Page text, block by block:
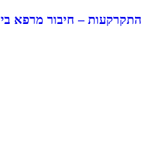
התקרקעות – חיבור מרפא